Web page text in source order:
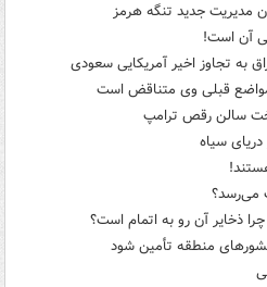
مدیریت جدید تنگه هرمز
آن است!
به تجاوز اخیر آمریکایی سعودی
مواضع قبلی وی متناقض است
سالن رقص ترامپ
سیاه
می‌رسد؟
ذخایر آن رو به اتمام است؟
منطقه تأمین شود